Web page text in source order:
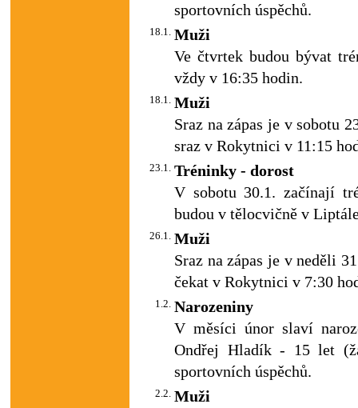
sportovních úspěchů.
18.1. Muži
Ve čtvrtek budou bývat
vždy v 16:35 hodin.
18.1. Muži
Sraz na zápas je v sobotu
sraz v Rokytnici v 11:15
23.1. Tréninky - dorost
V sobotu 30.1. začínají
budou v tělocvičně v
26.1. Muži
Sraz na zápas je v neděli
čekat v Rokytnici v 7:30
1.2. Narozeniny
V měsíci únor slaví
Ondřej Hladík - 15 let
sportovních úspěchů.
2.2. Muži